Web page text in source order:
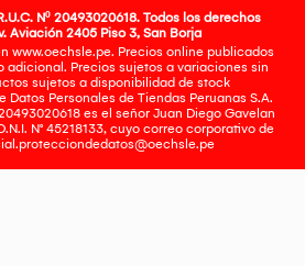
Nº 20493020618. Todos los derechos
Aviación 2405 Piso 3, San Borja
www.oechsle.pe. Precios online publicados
adicional. Precios sujetos a variaciones sin
sujetos a disponibilidad de stock
Datos Personales de Tiendas Peruanas S.A.
es el señor Juan Diego Gavelan
N° 45218133, cuyo correo corporativo de